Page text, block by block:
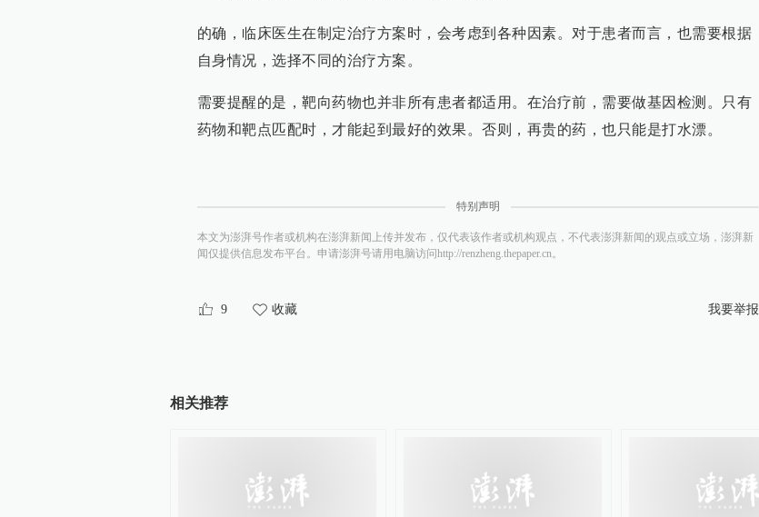
的确，临床医生在制定治疗方案时，会考虑到各种因素。对于患者而言，也需要根据
自身情况，选择不同的治疗方案。
需要提醒的是，靶向药物也并非所有患者都适用。在治疗前，需要做基因检测。只有
药物和靶点匹配时，才能起到最好的效果。否则，再贵的药，也只能是打水漂。
特别声明
本文为澎湃号作者或机构在澎湃新闻上传并发布，仅代表该作者或机构观点，不代表澎湃新闻的观点或立场，澎湃新
闻仅提供信息发布平台。申请澎湃号请用电脑访问http://renzheng.thepaper.cn。
9 收藏 我要举报
相关推荐